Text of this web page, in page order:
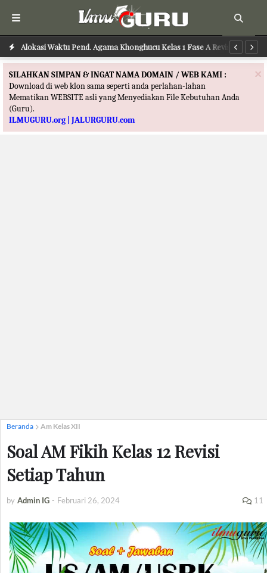
Alokasi Waktu Pend. Agama Khonghucu Kelas 1 Fase A Revisi
Terbaru
Alokasi Waktu Pend. Agama Katolik Kelas 1 Fase A Revisi Terbaru
×
SILAHKAN SIMPAN & INGAT NAMA DOMAIN / WEB KAMI :
Download di web klon sama seperti anda perlahan-lahan
Mematikan WEBSITE asli yang Menyediakan File Kebutuhan Anda
(Guru).
ILMUGURU.org | JALURGURU.com
Beranda Am Kelas XII
Soal AM Fikih Kelas 12 Revisi
Setiap Tahun
by Admin IG - Februari 26, 2024 11